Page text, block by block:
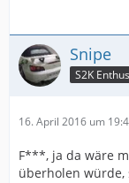
Snipe
S2K
16. April 2016 um
F***, ja da wäre
überholen würde,